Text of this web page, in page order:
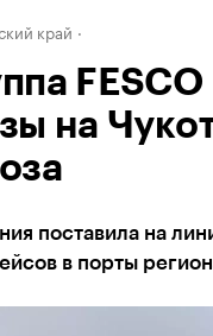
край
на
поставила на
в порты